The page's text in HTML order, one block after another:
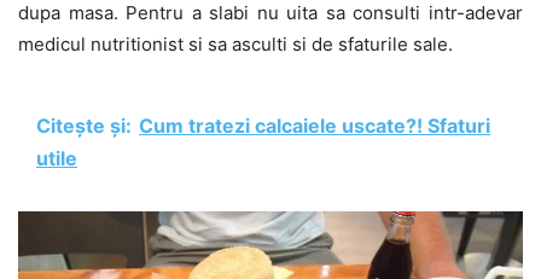
dupa masa. Pentru a slabi nu uita sa consulti intr-adevar
medicul nutritionist si sa asculti si de sfaturile sale.
Citește și: Cum tratezi calcaiele uscate?! Sfaturi
utile